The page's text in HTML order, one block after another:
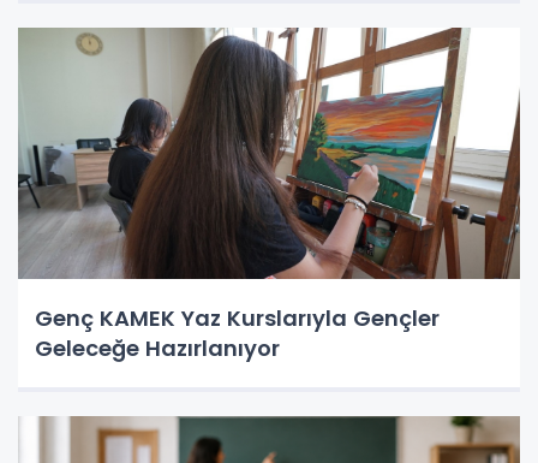
Genç KAMEK Yaz Kurslarıyla Gençler
Geleceğe Hazırlanıyor